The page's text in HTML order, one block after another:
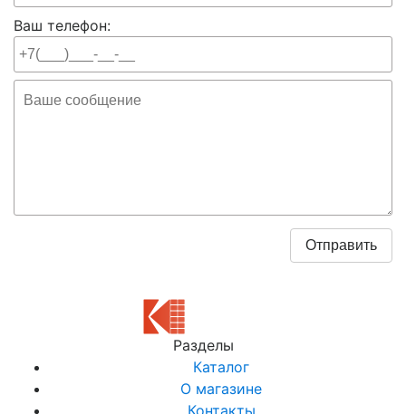
Ваш телефон:
Разделы
Каталог
О магазине